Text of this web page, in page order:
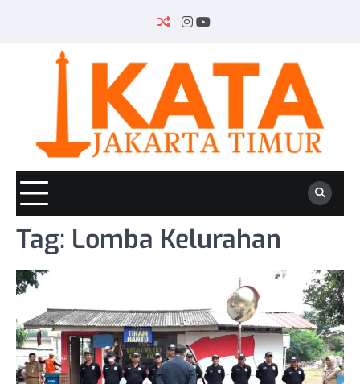
INSTAGRAM
YOUTUBE
Tag: Lomba Kelurahan